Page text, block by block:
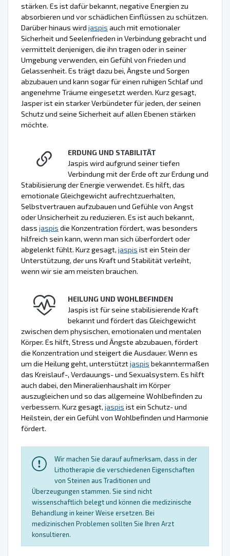
stärken. Es ist dafür bekannt, negative Energien zu
absorbieren und vor schädlichen Einflüssen zu schützen.
Darüber hinaus wird jaspis auch mit emotionaler
Sicherheit und Seelenfrieden in Verbindung gebracht und
vermittelt denjenigen, die ihn tragen oder in seiner
Umgebung verwenden, ein Gefühl von Frieden und
Gelassenheit. Es trägt dazu bei, Ängste und Sorgen
abzubauen und kann sogar für einen ruhigen Schlaf und
angenehme Träume eingesetzt werden. Kurz gesagt,
Jasper ist ein starker Verbündeter für jeden, der seinen
Schutz und seine Sicherheit auf allen Ebenen stärken
möchte.
ERDUNG UND STABILITÄT
Jaspis wird aufgrund seiner tiefen
Verbindung mit der Erde oft zur Erdung und
Stabilisierung der Energie verwendet. Es hilft, das
emotionale Gleichgewicht aufrechtzuerhalten,
Selbstvertrauen aufzubauen und Gefühle von Angst
oder Unsicherheit zu reduzieren. Es ist auch bekannt,
dass jaspis die Konzentration fördert, was besonders
hilfreich sein kann, wenn man sich überfordert oder
abgelenkt fühlt. Kurz gesagt, jaspis ist ein Stein der
Unterstützung, der uns Kraft und Stabilität verleiht,
wenn wir sie am meisten brauchen.
HEILUNG UND WOHLBEFINDEN
Jaspis ist für seine stabilisierende Kraft
bekannt und fördert das Gleichgewicht
zwischen dem physischen, emotionalen und mentalen
Körper. Es hilft, Stress und Ängste abzubauen, fördert
die Konzentration und steigert die Ausdauer. Wenn es
um die Heilung geht, unterstütztjaspis bekanntermaßen
das Kreislauf-, Verdauungs- und Sexualsystem. Es hilft
auch dabei, den Mineralienhaushalt im Körper
auszugleichen und so das allgemeine Wohlbefinden zu
verbessern. Kurz gesagt, jaspis ist ein Schutz- und
Heilstein, der ein Gefühl von Wohlbefinden und Harmonie
fördert.
Wir machen Sie darauf aufmerksam, dass in der
Lithotherapie die verschiedenen Eigenschaften
von Steinen aus Traditionen und
Überzeugungen stammen. Sie sind nicht
wissenschaftlich belegt und können die medizinische
Behandlung in keiner Weise ersetzen. Bei
medizinischen Problemen sollten Sie Ihren Arzt
konsultieren.